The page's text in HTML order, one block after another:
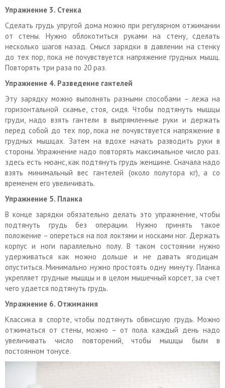
Упражнение 3. Стенка
Сделать грудь упругой дома можно при регулярном отжимании
от стены. Нужно облокотиться руками на стену, сделать
несколько шагов назад. Смысл зарядки в давлении на стенку
до тех пор, пока не почувствуется напряжение грудных мышц.
Повторять три раза по 20 раз.
Упражнение 4. Разведение гантелей
Эту зарядку можно выполнять разными способами – лежа на
горизонтальной скамье, стоя, сидя. Чтобы подтянуть мышцы
груди, надо взять гантели в выпрямленные руки и держать
перед собой до тех пор, пока не почувствуется напряжение в
грудных мышцах. Затем на вдохе начать разводить руки в
стороны. Упражнение надо повторять максимальное число раз.
здесь есть нюанс, как подтянуть грудь женщине. Сначала надо
взять минимальный вес гантелей (около полутора кг), а со
временем его увеличивать.
Упражнение 5. Планка
В конце зарядки обязательно делать это упражнение, чтобы
подтянуть грудь без операции. Нужно принять такое
положение – опереться на пол локтями и носками ног. Держать
корпус и ноги параллельно полу. В таком состоянии нужно
удерживаться как можно дольше и не давать ягодицам
опуститься. Минимально нужно простоять одну минуту. Планка
укрепляет грудные мышцы и в целом мышечный корсет, за счет
чего удается подтянуть грудь.
Упражнение 6. Отжимания
Классика в спорте, чтобы подтянуть обвисшую грудь. Можно
отжиматься от стены, можно – от пола. каждый день надо
увеличивать число повторений, чтобы мышцы были в
постоянном тонусе.